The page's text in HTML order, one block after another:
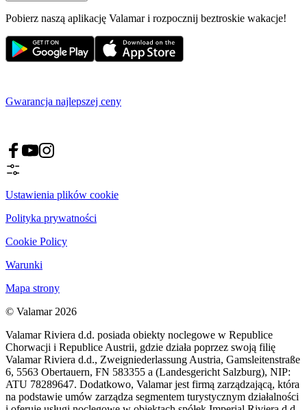
Pobierz naszą aplikację Valamar i rozpocznij beztroskie wakacje!
Gwarancja najlepszej ceny
Ustawienia plików cookie
Polityka prywatności
Cookie Policy
Warunki
Mapa strony
© Valamar 2026
Valamar Riviera d.d. posiada obiekty noclegowe w Republice
Chorwacji i Republice Austrii, gdzie działa poprzez swoją filię
Valamar Riviera d.d., Zweigniederlassung Austria, Gamsleitenstraße
6, 5563 Obertauern, FN 583355 a (Landesgericht Salzburg), NIP:
ATU 78289647. Dodatkowo, Valamar jest firmą zarządzającą, która
na podstawie umów zarządza segmentem turystycznym działalności